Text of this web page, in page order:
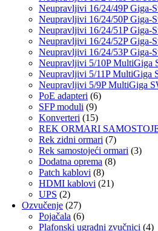
Neupravljivi 16/24/49P Giga-
Neupravljivi 16/24/50P Giga-
Neupravljivi 16/24/51P Giga-
Neupravljivi 16/24/52P Giga-
Neupravljivi 16/24/53P Giga-
Neupravljivi 5/10P MultiGiga
Neupravljivi 5/11P MultiGiga
Neupravljivi 5/9P MultiGiga
PoE adapteri (6)
SFP moduli (9)
Konverteri (15)
REK ORMARI
Rek zidni ormari (7)
Rek samostojeći ormari (3)
Dodatna oprema (8)
Patch kablovi (8)
HDMI kablovi (21)
UPS (2)
Ozvučenje (27)
Pojačala (6)
Plafonski ugradni zvučnici (4)